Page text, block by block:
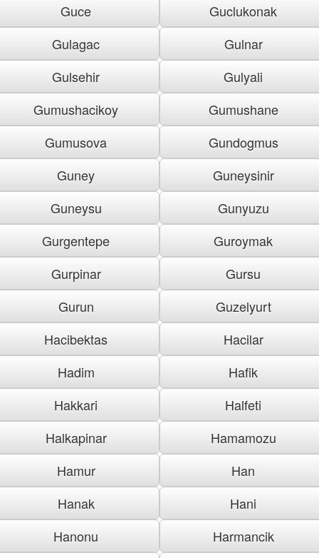
Guce
Guclukonak
Gulagac
Gulnar
Gulsehir
Gulyali
Gumushacikoy
Gumushane
Gumusova
Gundogmus
Guney
Guneysinir
Guneysu
Gunyuzu
Gurgentepe
Guroymak
Gurpinar
Gursu
Gurun
Guzelyurt
Hacibektas
Hacilar
Hadim
Hafik
Hakkari
Halfeti
Halkapinar
Hamamozu
Hamur
Han
Hanak
Hani
Hanonu
Harmancik